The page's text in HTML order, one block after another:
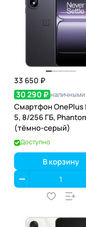
33 650 ₽
30 290 ₽ наличными
Смартфон OnePlus
5, 8/256 ГБ,
(тёмно-серый)
Доступно
В корзину